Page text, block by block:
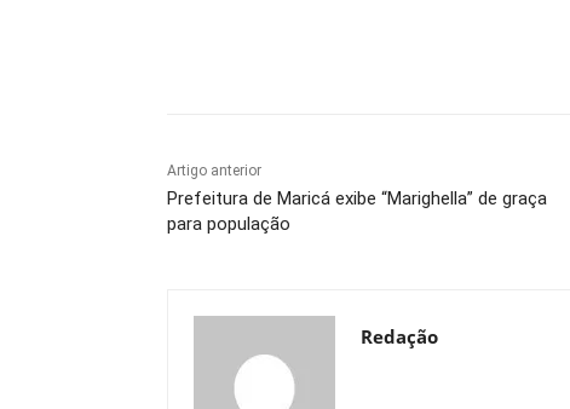
Artigo anterior
Prefeitura de Maricá exibe “Marighella” de graça
para população
Redação